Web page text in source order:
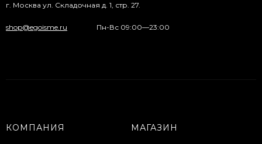
г. Москва ул. Складочная д. 1, стр. 27.
shop@egoisme.ru Пн-Вс 09:00—23:00
КОМПАНИЯ МАГАЗИН